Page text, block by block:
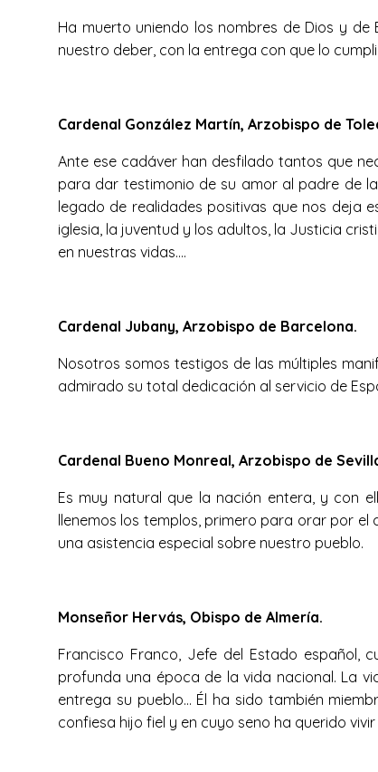
Ha muerto uniendo los nombres de Dios y
nuestro deber, con la entrega con que lo
Cardenal González Martín, Arzobispo de
Ante ese cadáver han desfilado tantos que
para dar testimonio de su amor al padre de
legado de realidades positivas que nos deja
iglesia, la juventud y los adultos, la Justicia
en nuestras vidas….
Cardenal Jubany, Arzobispo de Barcelona.
Nosotros somos testigos de las múltiples
admirado su total dedicación al servicio de
Cardenal Bueno Monreal, Arzobispo de
Es muy natural que la nación entera, y con
llenemos los templos, primero para orar por
una asistencia especial sobre nuestro pueblo.
Monseñor Hervás, Obispo de Almería.
Francisco Franco, Jefe del Estado español,
profunda una época de la vida nacional. La
entrega su pueblo… Él ha sido también
confiesa hijo fiel y en cuyo seno ha querido